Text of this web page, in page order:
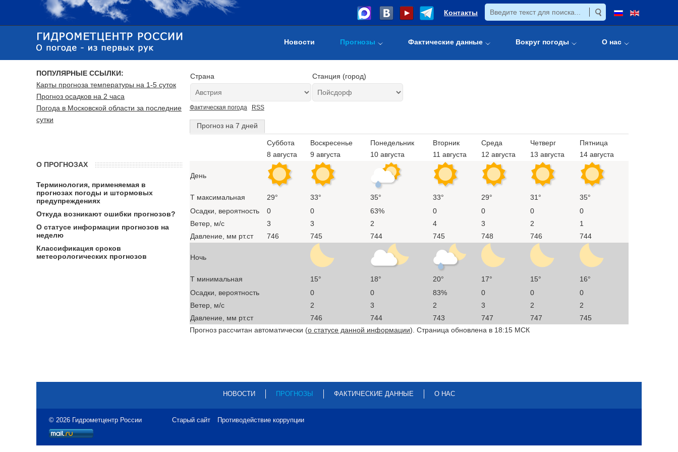
Контакты
Новости Прогнозы Фактические данные Вокруг погоды О нас
Страна Станция (город)
Фактическая погода RSS
Прогноз на 7 дней
Суббота
8 августа
Воскресенье
9 августа
Понедельник
10 августа
Вторник
11 августа
Среда
12 августа
Четверг
13 августа
Пятница
14 августа
День
T максимальная 29° 33° 35° 33° 29° 31°
35°
Осадки, вероятность
0 0 63% 0 0 0
0
Ветер, м/с
3 3 2 4 3 2
1
Давление, мм рт.ст
746 745 744 745 748 746 744
Ночь
T минимальная 15° 18° 20° 17° 15°
16°
Осадки, вероятность
0 0 83% 0 0
0
Ветер, м/с
2 3 2 3 2
2
Давление, мм рт.ст
746 744 743 747 747
745
Прогноз рассчитан автоматически (о статусе данной информации). Страница обновлена в 18:15 МСК
ПОПУЛЯРНЫЕ ССЫЛКИ:
Карты прогноза температуры на 1-5 суток
Прогноз осадков на 2 часа
Погода в Московской области за последние
сутки
О ПРОГНОЗАХ
Терминология, применяемая в
прогнозах погоды и штормовых
предупреждениях
Откуда возникают ошибки прогнозов?
О статусе информации прогнозов на
неделю
Классификация сроков
метеорологических прогнозов
НОВОСТИ ПРОГНОЗЫ ФАКТИЧЕСКИЕ ДАННЫЕ О НАС
© 2026 Гидрометцентр России Старый сайт Противодействие коррупции